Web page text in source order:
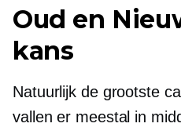
Oud en
kans
Natuurlijk de grootste
vallen er meestal in